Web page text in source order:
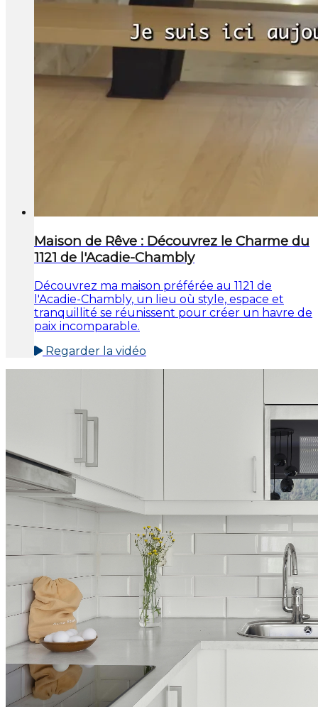
Maison de Rêve : Découvrez le Charme du
1121 de l'Acadie-Chambly
Découvrez ma maison préférée au 1121 de
l'Acadie-Chambly, un lieu où style, espace et
tranquillité se réunissent pour créer un havre de
paix incomparable.
Regarder la vidéo